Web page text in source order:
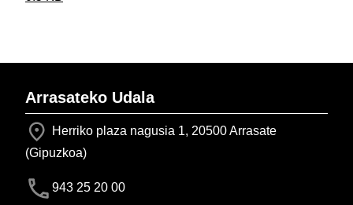
Arrasateko Udala
Herriko plaza nagusia 1, 20500 Arrasate
(Gipuzkoa)
943 25 20 00